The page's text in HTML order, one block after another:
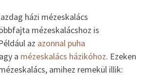
házi mézeskalács
mézeskalácshoz is
az azonnal puha
a mézeskalács házikóhoz. Ezeken
amihez remekül illik: